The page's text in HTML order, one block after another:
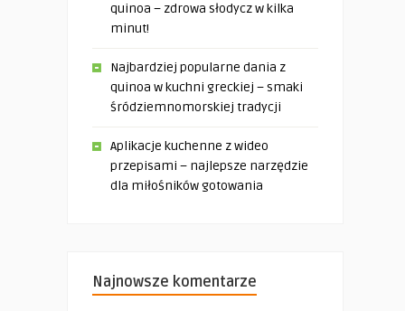
quinoa – zdrowa słodycz w kilka
minut!
Najbardziej popularne dania z
quinoa w kuchni greckiej – smaki
śródziemnomorskiej tradycji
Aplikacje kuchenne z wideo
przepisami – najlepsze narzędzie
dla miłośników gotowania
Najnowsze komentarze